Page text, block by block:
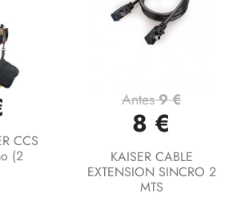
CCS
(2
Antes9 €
8 €
KAISER CABLE
EXTENSION SINCRO 2
MTS